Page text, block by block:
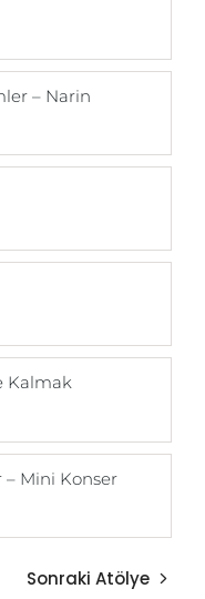
– Narin
Kalmak
Mini Konser
Sonraki Atölye